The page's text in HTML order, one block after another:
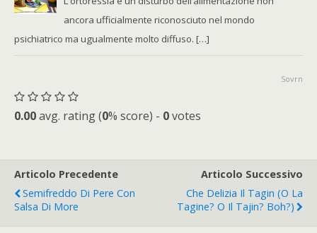
ancora ufficialmente riconosciuto nel mondo
psichiatrico ma ugualmente molto diffuso. […]
Sovrn
0.00avg. rating (0% score) - 0votes
Articolo Precedente
Semifreddo Di Pere Con
Salsa Di More
Articolo Successivo
Che Delizia Il Tagin (o La
Tagine? O Il Tajin? Boh?)